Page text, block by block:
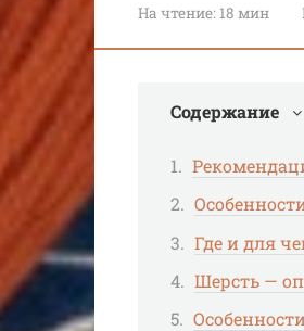
На чтение: 18 мин
Содержание
Где и для
Шерсть —